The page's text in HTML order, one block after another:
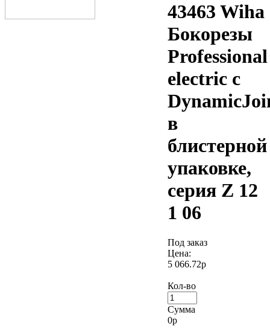
43463 Wiha
Бокорезы
Professional
electric с
в
блистерной
упаковке,
серия Z 12
1 06
Под заказ
Цена:
5 066.72р
Кол-во
Сумма
0р